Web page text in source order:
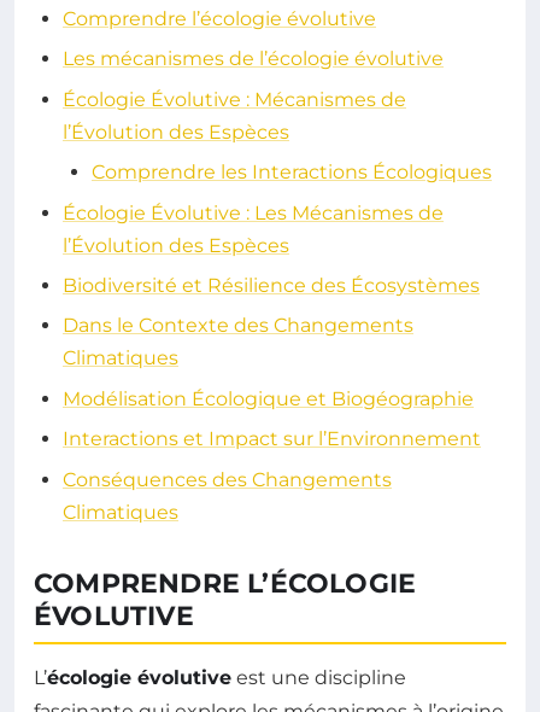
Comprendre l’écologie évolutive
Les mécanismes de l’écologie évolutive
Écologie Évolutive : Mécanismes de
l’Évolution des Espèces
Comprendre les Interactions Écologiques
Écologie Évolutive : Les Mécanismes de
l’Évolution des Espèces
Biodiversité et Résilience des Écosystèmes
Dans le Contexte des Changements
Climatiques
Modélisation Écologique et Biogéographie
Interactions et Impact sur l’Environnement
Conséquences des Changements
Climatiques
COMPRENDRE L’ÉCOLOGIE
ÉVOLUTIVE
L’écologie évolutive est une discipline